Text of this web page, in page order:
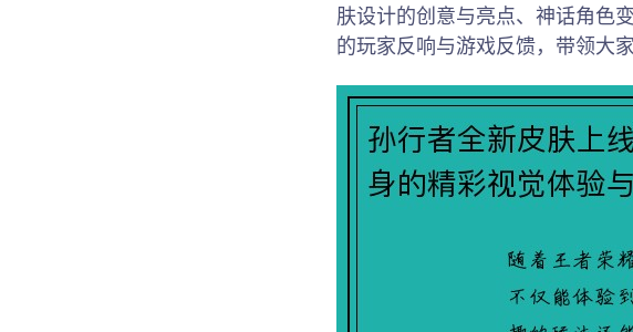
肤设计的创意与亮点、神话角色
的玩家反响与游戏反馈，带领大